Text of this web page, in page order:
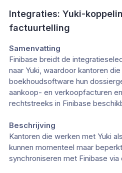
Integraties: Yuki-
factuurtelling
Samenvatting
Finibase breidt de
naar Yuki, waardoor kantoren
boekhoudsoftware hun
aankoop- en verkoopfacturen
rechtstreeks in Finibase
Beschrijving
Kantoren die werken met Yuki
kunnen momenteel maar
synchroniseren met Finibase